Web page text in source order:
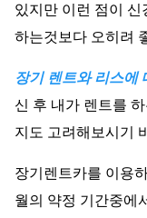
있지만 이런 점이
하는것보다 오히려
장기 렌트와 리스에
신 후 내가 렌트를
지도 고려해보시기
장기렌트카를 이용
월의 약정 기간중에